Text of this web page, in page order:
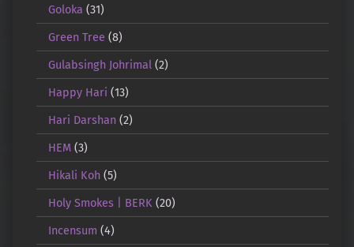
Goloka (31)
Green Tree (8)
Gulabsingh Johrimal (2)
Happy Hari (13)
Hari Darshan(2)
HEM(3)
Hikali Koh(5)
Holy Smokes | BERK (20)
Incensum (4)